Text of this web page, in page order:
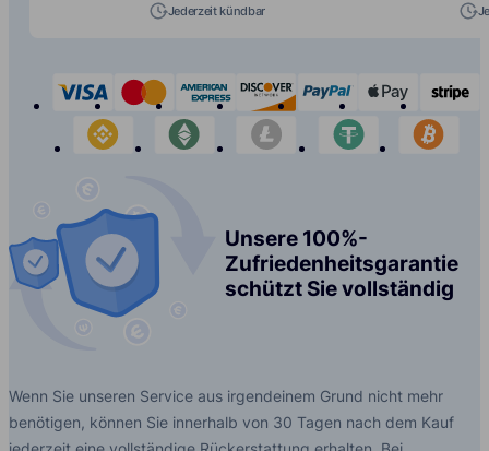
Jederzeit kündbar
visa mastercardamerican-express
discover paypal apple-
binance
etherium litecoin tether
Unsere 100%-
Zufriedenheitsgarantie
schützt Sie vollständig
Wenn Sie unseren Service aus irgendeinem Grund nicht mehr
benötigen, können Sie innerhalb von 30 Tagen nach dem Kauf